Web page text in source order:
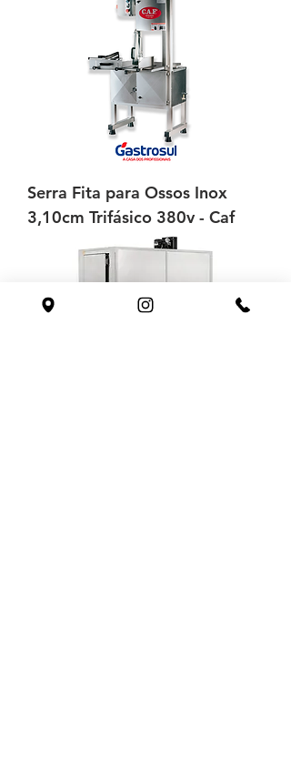
Serra Fita para Ossos Inox
3,10cm Trifásico 380v - Caf